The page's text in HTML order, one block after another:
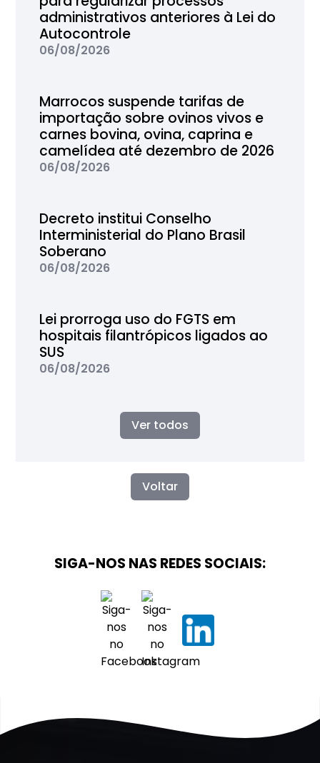
administrativos anteriores à Lei do
Autocontrole
06/08/2026
Marrocos suspende tarifas de
importação sobre ovinos vivos e
carnes bovina, ovina, caprina e
camelídea até dezembro de 2026
06/08/2026
Decreto institui Conselho
Interministerial do Plano Brasil
Soberano
06/08/2026
Lei prorroga uso do FGTS em
hospitais filantrópicos ligados ao
SUS
06/08/2026
Ver todos
Voltar
SIGA-NOS NAS REDES SOCIAIS: